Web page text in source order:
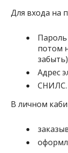
Для входа на
потом
Адрес
СНИЛС.
В личном